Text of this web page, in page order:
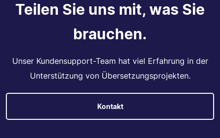
Teilen Sie uns mit, was Sie
brauchen.
Unser Kundensupport-Team hat viel Erfahrung in der
Unterstützung von Übersetzungsprojekten.
Kontakt